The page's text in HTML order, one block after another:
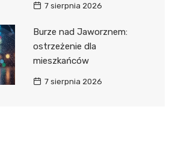
7 sierpnia 2026
Burze nad Jaworznem:
ostrzeżenie dla
mieszkańców
7 sierpnia 2026